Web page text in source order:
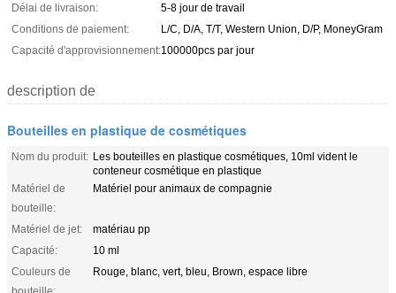
Délai de livraison:
5-8 jour de travail
Conditions de paiement:
L/C, D/A, T/T, Western Union, D/P, MoneyGram
Capacité d'approvisionnement:100000pcs par jour
description de
Bouteilles en plastique de cosmétiques
Nom du produit: Les bouteilles en plastique cosmétiques, 10ml vident le
conteneur cosmétique en plastique
Matériel de
bouteille:
Matériel pour animaux de compagnie
Matériel de jet:
matériau pp
Capacité:
10 ml
Couleurs de
Rouge, blanc, vert, bleu, Brown, espace libre